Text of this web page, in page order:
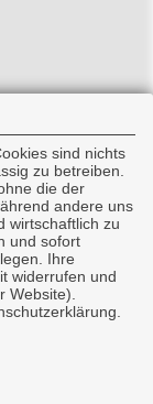
sind nichts
zu betreiben.
die der
andere uns
wirtschaftlich zu
und sofort
Ihre
widerrufen und
Website).